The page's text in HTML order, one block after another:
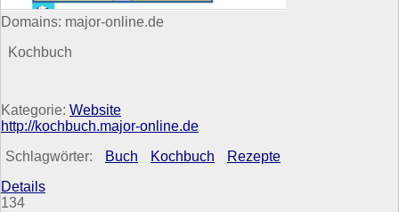
Domains: major-online.de
Kochbuch
Kategorie: Website
http://kochbuch.major-online.de
Schlagwörter:
Buch Kochbuch
Rezepte
Details
134